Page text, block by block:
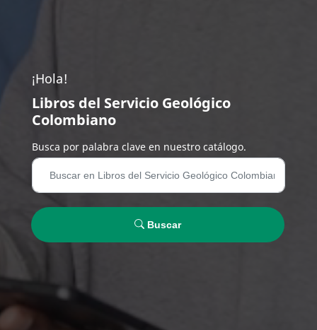
¡Hola!
Libros del Servicio Geológico
Colombiano
Busca por palabra clave en nuestro catálogo.
Buscar